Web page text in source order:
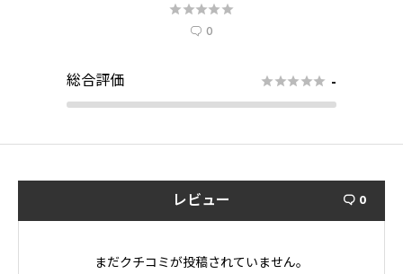

 0
総合評価  -
レビュー  0
まだクチコミが投稿されていません。